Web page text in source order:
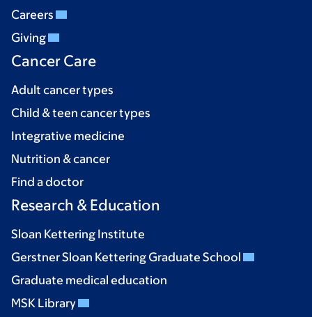
Careers
Giving
Cancer Care
Adult cancer types
Child & teen cancer types
Integrative medicine
Nutrition & cancer
Find a doctor
Research & Education
Sloan Kettering Institute
Gerstner Sloan Kettering Graduate School
Graduate medical education
MSK Library